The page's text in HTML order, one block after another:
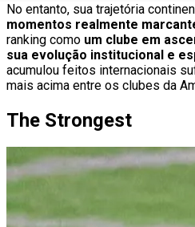
No entanto, sua trajetória
momentos realmente
ranking como um clube em
sua evolução institucional e
acumulou feitos internacionais
mais acima entre os clubes da
The Strongest